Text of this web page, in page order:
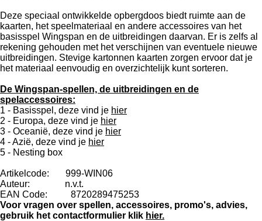
Deze speciaal ontwikkelde opbergdoos biedt ruimte aan de
kaarten, het speelmateriaal en andere accessoires van het
basisspel Wingspan en de uitbreidingen daarvan. Er is zelfs al
rekening gehouden met het verschijnen van eventuele nieuwe
uitbreidingen. Stevige kartonnen kaarten zorgen ervoor dat je
het materiaal eenvoudig en overzichtelijk kunt sorteren.
De Wingspan-spellen, de uitbreidingen en de
spelaccessoires:
1 - Basisspel, deze vind je hier
2 - Europa, deze vind je hier
3 - Oceanië, deze vind je hier
4 - Azië, deze vind je hier
5 - Nesting box
Artikelcode: 999-WIN06
Auteur: n.v.t.
EAN Code: 8720289475253
Voor vragen over spellen, accessoires, promo's, advies,
gebruik het contactformulier klik hier.